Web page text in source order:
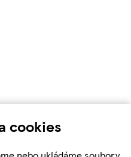
cookies